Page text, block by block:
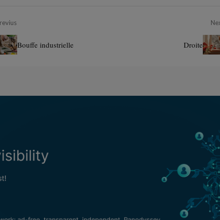
Bouffe industrielle Droite